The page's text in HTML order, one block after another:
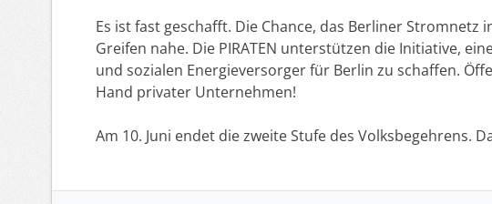
Es ist fast geschafft. Die Chance, das Berliner
Greifen nahe. Die PIRATEN unterstützen die Initiative,
und sozialen Energieversorger für Berlin zu schaffen.
Hand privater Unternehmen!
Am 10. Juni endet die zweite Stufe des Volksbegehrens.